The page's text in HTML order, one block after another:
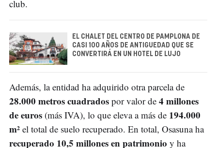
club.
EL CHALET DEL CENTRO DE PAMPLONA DE
CASI 100 AÑOS DE ANTIGUEDAD QUE SE
CONVERTIRÁ EN UN HOTEL DE LUJO
Además, la entidad ha adquirido otra parcela de
28.000 metros cuadrados por valor de 4 millones
de euros (más IVA), lo que eleva a más de 194.000
m² el total de suelo recuperado. En total, Osasuna ha
recuperado 10,5 millones en patrimonio y ha